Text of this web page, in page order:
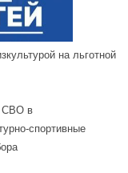
на льготной
СВО в
спортивные